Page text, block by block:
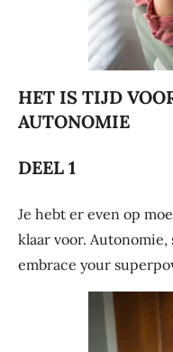
HET IS TIJD
AUTONOMIE
DEEL 1
Je hebt er even op
klaar voor.
embrace your